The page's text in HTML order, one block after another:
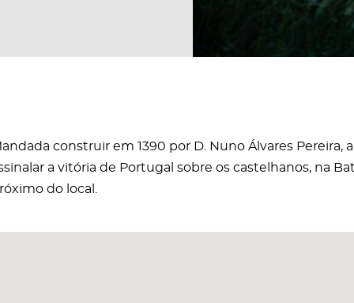
construir em 1390 por D. Nuno Álvares Pereira,
a vitória de Portugal sobre os castelhanos, na
do local.